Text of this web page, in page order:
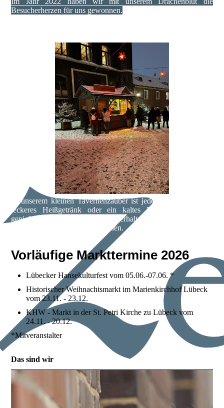
Besucherherzen für uns gewonnen.
In unserem kleinen Tavernenzauber ist jeder willkommen ein
leckeres Heißgetränk oder ein kaltes Bier vom Fass zu
genießen. Unsere Spezialitäten erhaltet ihr hier auch zum
Verschenken in hübschen Flaschen.
Vorläufige Markttermine 2026
Lübecker Hansekulturfest vom 05.06.-07.06. *
Historischer Weihnachtsmarkt im Marienkirchhof Lübeck
vom 23.11. - 23.12.
KHW - Markt in der St. Petri Kirche zu Lübeck vom
24.11. - 20.12.
*Mitveranstalter
Das sind wir